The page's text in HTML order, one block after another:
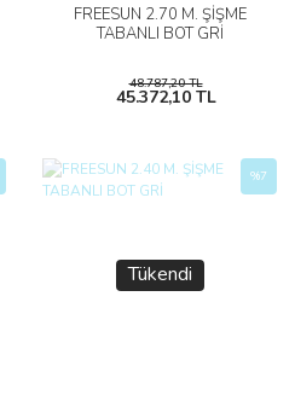
FREESUN 2.70 M. ŞİŞME
TABANLI BOT GRİ
48.787,20 TL
45.372,10 TL
Tükendi
%7